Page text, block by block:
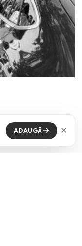
cand dupa aceasta
ADAUGĂ